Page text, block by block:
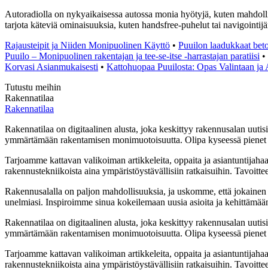
Autoradiolla on nykyaikaisessa autossa monia hyötyjä, kuten
tarjota käteviä ominaisuuksia, kuten handsfree-puhelut tai
Rajausteipit ja Niiden Monipuolinen Käyttö • Puuilon laadukkaat
Puuilo – Monipuolinen rakentajan ja tee-se-itse -harrastajan paratiisi •
Korvasi Asianmukaisesti • Kattohuopaa Puuilosta: Opas Valintaan ja
Tutustu meihin
Rakennatilaa
Rakennatilaa
Rakennatilaa on digitaalinen alusta, joka keskittyy rakennusalan
ymmärtämään rakentamisen monimuotoisuutta. Olipa kyseessä
Tarjoamme kattavan valikoiman artikkeleita, oppaita ja
rakennustekniikoista aina ympäristöystävällisiin ratkaisuihin.
Rakennusalalla on paljon mahdollisuuksia, ja uskomme, että
unelmiasi. Inspiroimme sinua kokeilemaan uusia asioita ja
Rakennatilaa on digitaalinen alusta, joka keskittyy rakennusalan
ymmärtämään rakentamisen monimuotoisuutta. Olipa kyseessä
Tarjoamme kattavan valikoiman artikkeleita, oppaita ja
rakennustekniikoista aina ympäristöystävällisiin ratkaisuihin.